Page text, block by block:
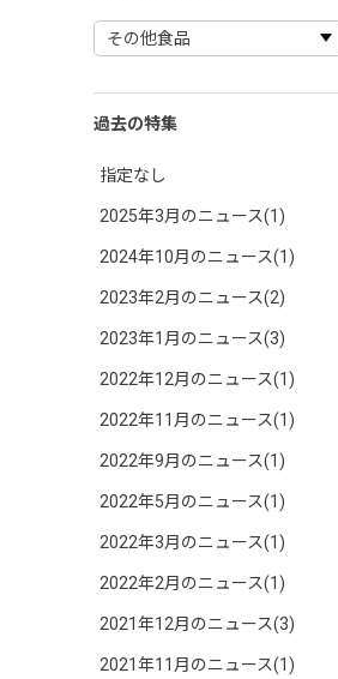
過去の特集
指定なし
2025年3月のニュース(1)
2024年10月のニュース(1)
2023年2月のニュース(2)
2023年1月のニュース(3)
2022年12月のニュース(1)
2022年11月のニュース(1)
2022年9月のニュース(1)
2022年5月のニュース(1)
2022年3月のニュース(1)
2022年2月のニュース(1)
2021年12月のニュース(3)
2021年11月のニュース(1)